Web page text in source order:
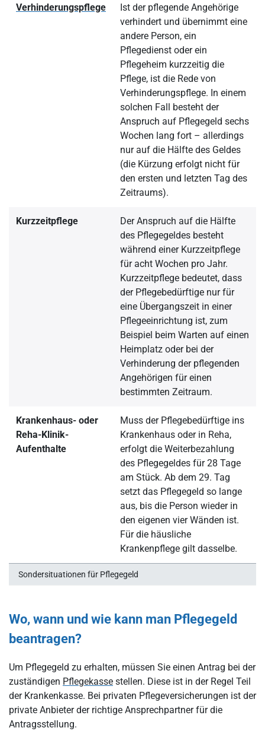
Verhinderungspflege
Ist der pflegende Angehörige
verhindert und übernimmt eine
andere Person, ein
Pflegedienst oder ein
Pflegeheim kurzzeitig die
Pflege, ist die Rede von
Verhinderungspflege. In einem
solchen Fall besteht der
Anspruch auf Pflegegeld sechs
Wochen lang fort – allerdings
nur auf die Hälfte des Geldes
(die Kürzung erfolgt nicht für
den ersten und letzten Tag des
Zeitraums).
Kurzzeitpflege
Der Anspruch auf die Hälfte
des Pflegegeldes besteht
während einer Kurzzeitpflege
für acht Wochen pro Jahr.
Kurzzeitpflege bedeutet, dass
der Pflegebedürftige nur für
eine Übergangszeit in einer
Pflegeeinrichtung ist, zum
Beispiel beim Warten auf einen
Heimplatz oder bei der
Verhinderung der pflegenden
Angehörigen für einen
bestimmten Zeitraum.
Krankenhaus- oder
Reha-Klinik-
Aufenthalte
Muss der Pflegebedürftige ins
Krankenhaus oder in Reha,
erfolgt die Weiterbezahlung
des Pflegegeldes für 28 Tage
am Stück. Ab dem 29. Tag
setzt das Pflegegeld so lange
aus, bis die Person wieder in
den eigenen vier Wänden ist.
Für die häusliche
Krankenpflege gilt dasselbe.
Sondersituationen für Pflegegeld
Wo, wann und wie kann man Pflegegeld
beantragen?
Um Pflegegeld zu erhalten, müssen Sie einen Antrag bei der
zuständigen Pflegekasse stellen. Diese ist in der Regel Teil
der Krankenkasse. Bei privaten Pflegeversicherungen ist der
private Anbieter der richtige Ansprechpartner für die
Antragsstellung.